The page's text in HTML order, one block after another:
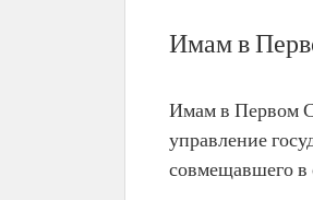
Имам в
Имам в Первом
управление
совмещавшего в